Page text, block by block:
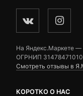
На Яндекс.Маркете —
ОГРНИП
Смотреть отзывы в
КОРОТКО О НАС